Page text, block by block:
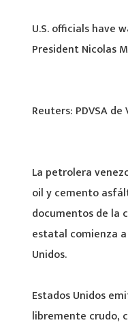
U.S. officials
President Nicolas
Reuters: PDVSA
La petrolera
oil y cemento
documentos de la
estatal comienza
Unidos.
Estados Unidos
libremente crudo,